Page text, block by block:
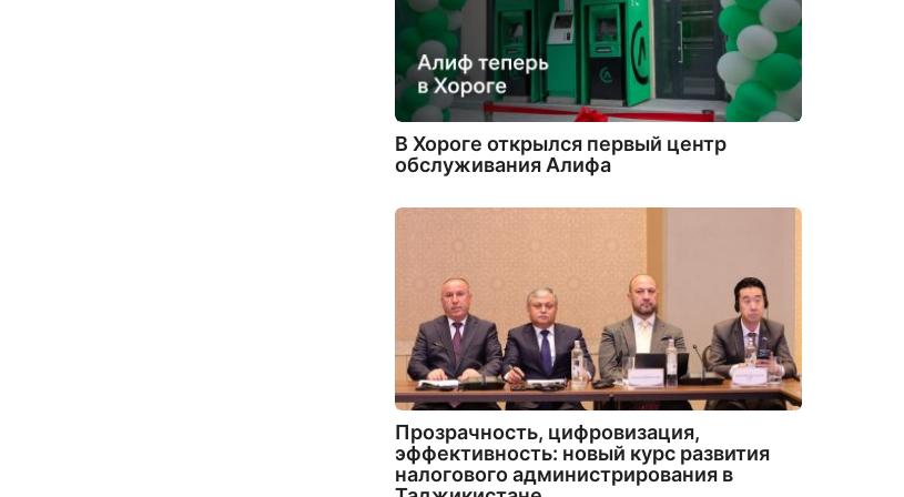
В Хороге открылся первый центр
обслуживания Алифа
Прозрачность, цифровизация,
эффективность: новый курс развития
налогового администрирования в